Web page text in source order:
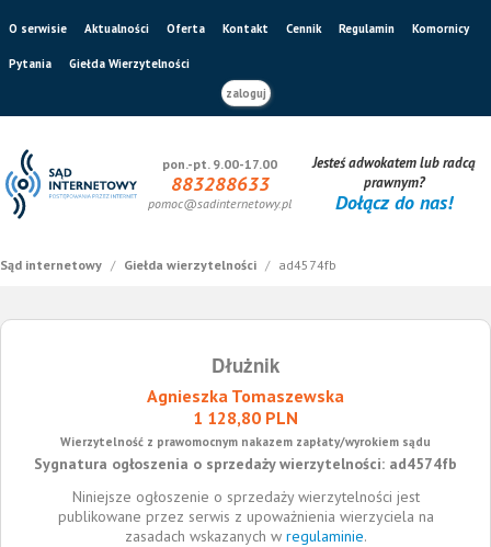
O serwisie Aktualności Oferta Kontakt Cennik Regulamin Komornicy
Pytania
Giełda Wierzytelności
zaloguj
pon.-pt. 9.00-17.00
883288633
pomoc@sadinternetowy.pl
Jesteś adwokatem lub radcą
prawnym?
Dołącz do nas!
Sąd internetowy / Giełda wierzytelności / ad4574fb
Dłużnik
Agnieszka Tomaszewska
1 128,80 PLN
Wierzytelność z prawomocnym nakazem zapłaty/wyrokiem sądu
Sygnatura ogłoszenia o sprzedaży wierzytelności: ad4574fb
Niniejsze ogłoszenie o sprzedaży wierzytelności jest
publikowane przez serwis z upoważnienia wierzyciela na
zasadach wskazanych w regulaminie.